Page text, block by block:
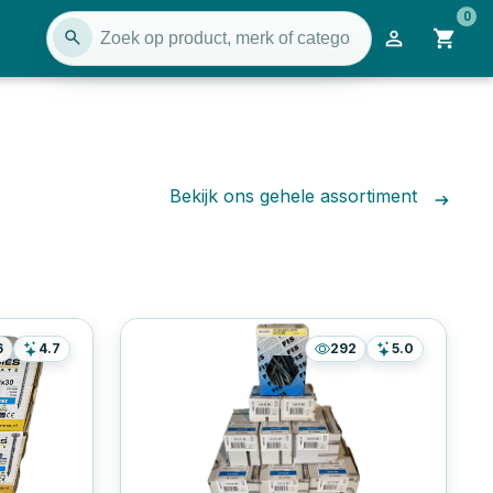
0
Bekijk ons gehele assortiment
4.7 292 5.0